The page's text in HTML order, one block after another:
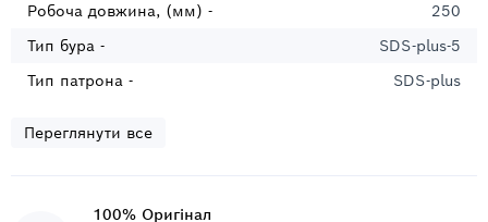
Робоча довжина, (мм) -
250
Тип бура -
SDS-plus-5
Тип патрона -
SDS-plus
Переглянути все
100% Оригінал